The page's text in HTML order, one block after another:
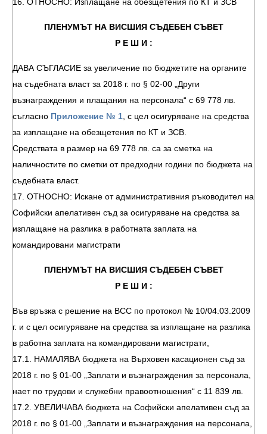
ПЛЕНУМЪТ НА ВИСШИЯ СЪДЕБЕН СЪВЕТ
Р Е Ш И :
ДАВА СЪГЛАСИЕ за увеличение по бюджетите на органите
на съдебната власт за 2018 г. по § 02-00 „Други
възнаграждения и плащания на персонала“ с 69 778 лв.
съгласно Приложение № 1 , с цел осигуряване на средства
за изплащане на обезщетения по КТ и ЗСВ.
Средствата в размер на 69 778 лв. са за сметка на
наличностите по сметки от предходни години по бюджета на
съдебната власт.
17. ОТНОСНО: Искане от административния ръководител на
Софийски апелативен съд за осигуряване на средства за
изплащане на разлика в работната заплата на
командировани магистрати
ПЛЕНУМЪТ НА ВИСШИЯ СЪДЕБЕН СЪВЕТ
Р Е Ш И :
Във връзка с решение на ВСС по протокол № 10/04.03.2009
г. и с цел осигуряване на средства за изплащане на разлика
в работна заплата на командировани магистрати,
17.1. НАМАЛЯВА бюджета на Върховен касационен съд за
2018 г. по § 01-00 „Заплати и възнаграждения за персонала,
нает по трудови и служебни правоотношения“ с 11 839 лв.
17.2. УВЕЛИЧАВА бюджета на Софийски апелативен съд за
2018 г. по § 01-00 „Заплати и възнаграждения на персонала,